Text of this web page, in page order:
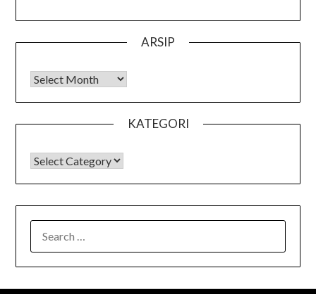
ARSIP
Arsip
KATEGORI
KATEGORI
FOR: